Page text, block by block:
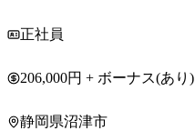
正社員
206,000円 + ボーナス(あり)
静岡県沼津市